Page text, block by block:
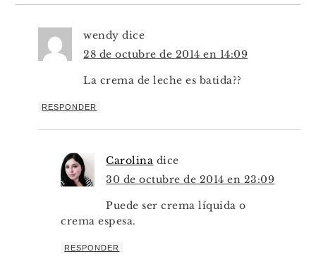
wendy dice
28 de octubre de 2014 en 14:09
La crema de leche es batida??
RESPONDER
Carolina dice
30 de octubre de 2014 en 23:09
Puede ser crema líquida o
crema espesa.
RESPONDER